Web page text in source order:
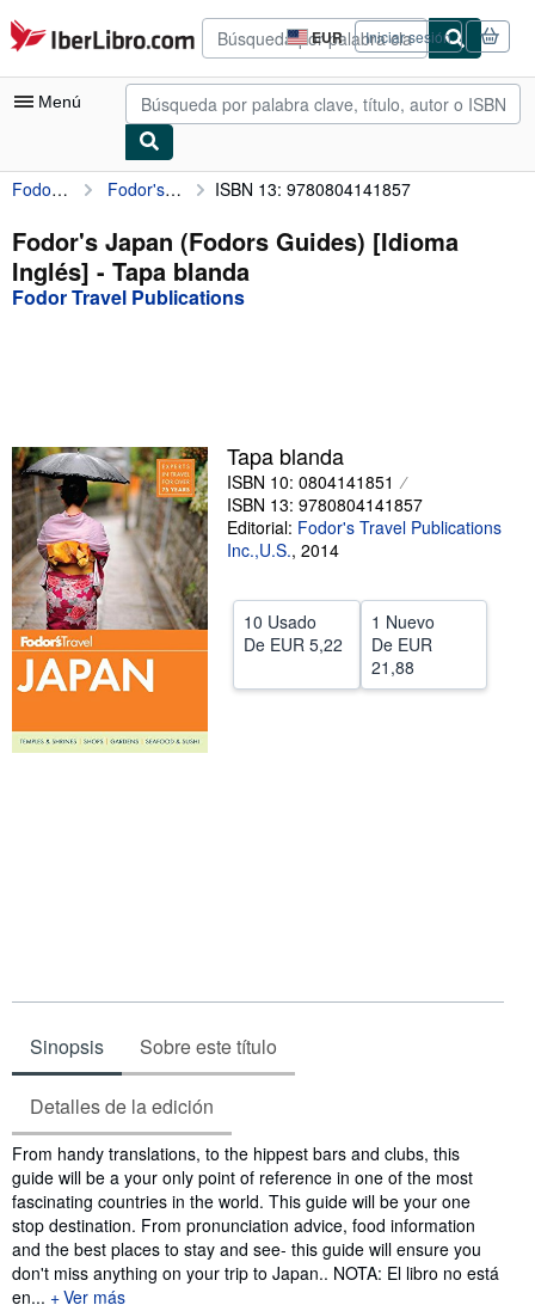
Pasar al contenido principal
IberLibro.com EUR
Preferencias
de
compra
del
Iniciar sesión
Menú
Mi cuenta
Consultar mis pedidos
Búsqueda avanzada
Vendedores
Comenzar a vender
Ayuda
Fodor Travel Publications Fodor's Japan (Fodors Guides) [Idioma Inglés] ISBN 13: 9780804141857
Fodor's Japan (Fodors Guides) [Idioma
Inglés] - Tapa blanda
Fodor Travel Publications
Tapa blanda
ISBN 10: 0804141851
ISBN 13: 9780804141857
Editorial: Fodor's Travel Publications
Inc.,U.S., 2014
10 Usado
De EUR 5,22
1 Nuevo
De EUR
21,88
Sinopsis Sobre este título
Detalles de la edición
Sinopsis
From handy translations, to the hippest bars and clubs, this
guide will be a your only point of reference in one of the most
fascinating countries in the world. This guide will be your one
stop destination. From pronunciation advice, food information
and the best places to stay and see- this guide will ensure you
don't miss anything on your trip to Japan.. NOTA: El libro no está
en...
Ver más